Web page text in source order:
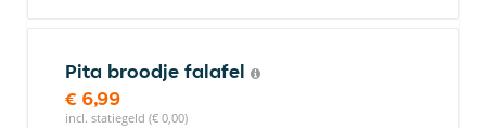
Pita broodje falafel
€ 6,99
incl. statiegeld (€ 0,00)